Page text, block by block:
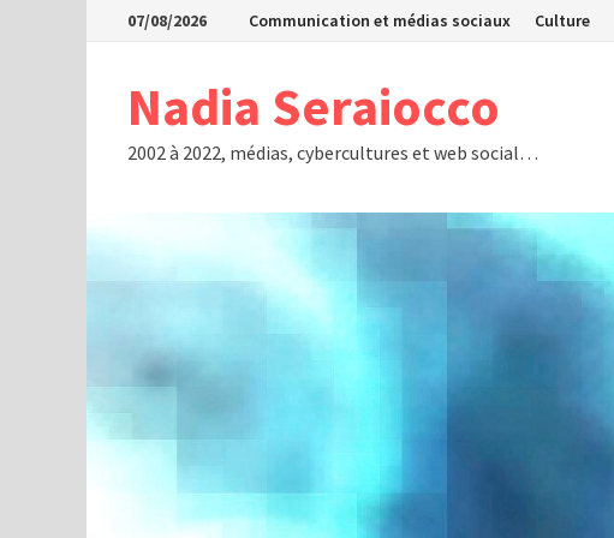
Passer07/08/2026 Communication et médias sociaux Culture
Nadia Seraiocco
2002 à 2022, médias, cybercultures et web social…